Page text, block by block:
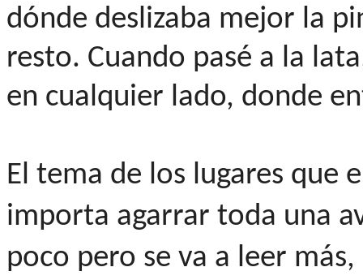
dónde deslizaba mejor la
resto. Cuando pasé a la
en cualquier lado, donde
El tema de los lugares que
importa agarrar toda una
poco pero se va a leer